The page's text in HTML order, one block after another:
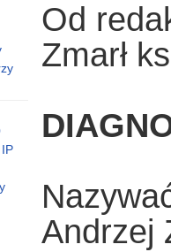
Od
Zmarł
Andrzej